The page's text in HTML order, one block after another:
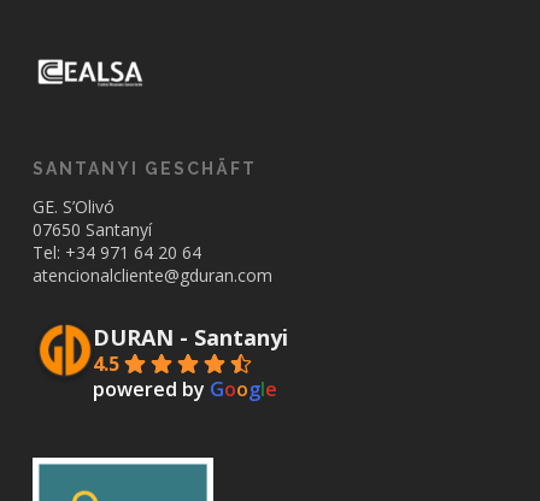
SANTANYI GESCHÄFT
GE. S’Olivó
07650 Santanyí
Tel: +34 971 64 20 64
atencionalcliente@gduran.com
DURAN - Santanyi
4.5
powered by Google